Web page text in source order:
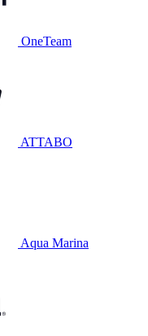
OneTeam
ATTABO
Aqua Marina